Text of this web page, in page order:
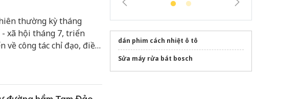
thường kỳ tháng
xã hội tháng 7, triển
về công tác chỉ đạo, điều
dán phim cách nhiệt ô tô
Sửa máy rửa bát bosch